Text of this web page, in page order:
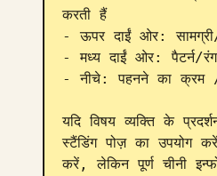
करती हैं
- ऊपर दाईं ओर:
- मध्य दाईं ओर: पैटर्न/
- नीचे: पहनने का क्रम /
यदि विषय व्यक्ति के
स्टैंडिंग पोज़ का उपयोग
करें, लेकिन पूर्ण चीनी